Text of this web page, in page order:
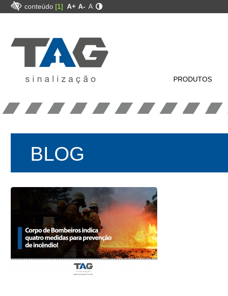
conteúdo [1] A+ A- A
PRODUTOS
BLOG